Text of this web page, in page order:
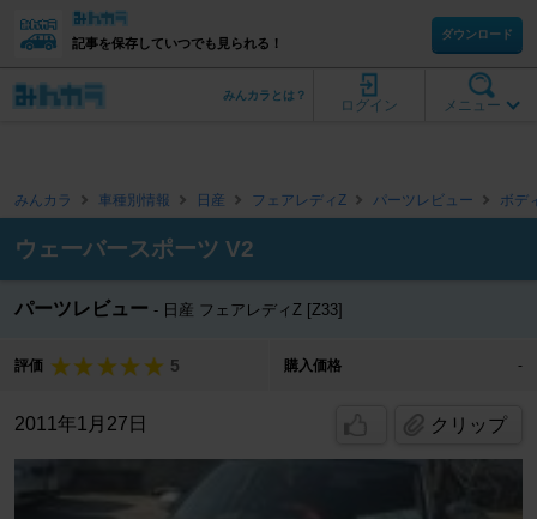
記事を保存していつでも見られる！
ダウンロード
メニュー
ログイン
みんカラとは？
みんカラ 車種別情報 日産 フェアレディZ パーツレビュー ボデ
ウェーバースポーツ V2
パーツレビュー 日産 フェアレディZ [Z33]
評価 5 購入価格 -
2011年1月27日 クリップ